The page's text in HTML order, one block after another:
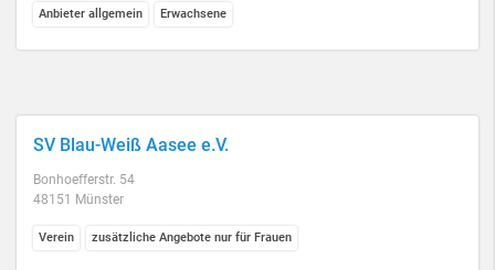
Anbieter allgemein Erwachsene
SV Blau-Weiß Aasee e.V.
Bonhoefferstr. 54
48151 Münster
Verein zusätzliche Angebote nur für Frauen